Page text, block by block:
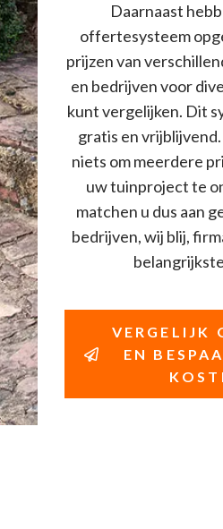
Daarnaast
offertesysteem
prijzen van
en bedrijven voor
kunt vergelijken. Dit
gratis en
niets om meerdere
uw tuinproject te
matchen u dus aan
bedrijven, wij blij,
VERGELIJK
EN